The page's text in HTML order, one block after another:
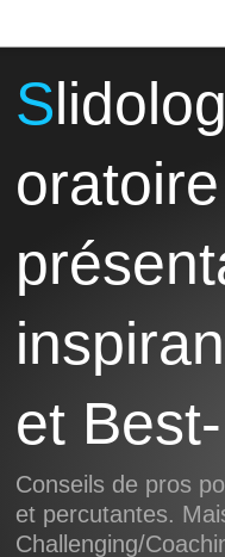
Slidologie, Storytelling et Art
et
Conseils de pros
et percutantes.
Challenging/